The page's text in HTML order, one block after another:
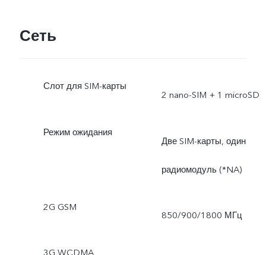
Сеть
Слот для SIM-карты
2 nano-SIM + 1 microSD
Режим ожидания
Две SIM-карты, один
радиомодуль (*NA)
2G GSM
850/900/1800 МГц